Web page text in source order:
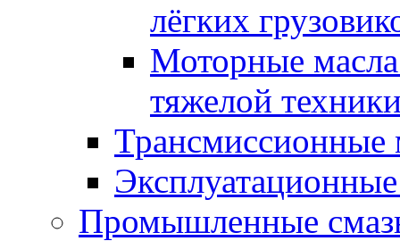
лёгких
Моторные
тяжелой
Трансмиссионные
Промышленные